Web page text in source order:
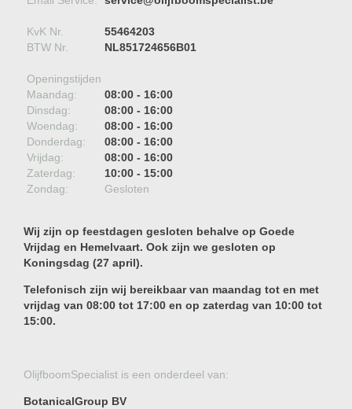
KvK Nr.
55464203
BTW Nr.
NL851724656B01
Openingstijden
Maandag:
08:00 - 16:00
Dinsdag:
08:00 - 16:00
Woendag:
08:00 - 16:00
Donderdag:
08:00 - 16:00
Vrijdag:
08:00 - 16:00
Zaterdag:
10:00 - 15:00
Zondag:
Gesloten
Wij zijn op feestdagen gesloten behalve op Goede
Vrijdag en Hemelvaart. Ook zijn we gesloten op
Koningsdag (27 april).
Telefonisch zijn wij bereikbaar van maandag tot en met
vrijdag van 08:00 tot 17:00 en op zaterdag van 10:00 tot
15:00.
OlijfboomSpecialist is een onderdeel van:
BotanicalGroup BV